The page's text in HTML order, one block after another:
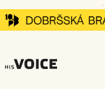
Přeskočit
na
-